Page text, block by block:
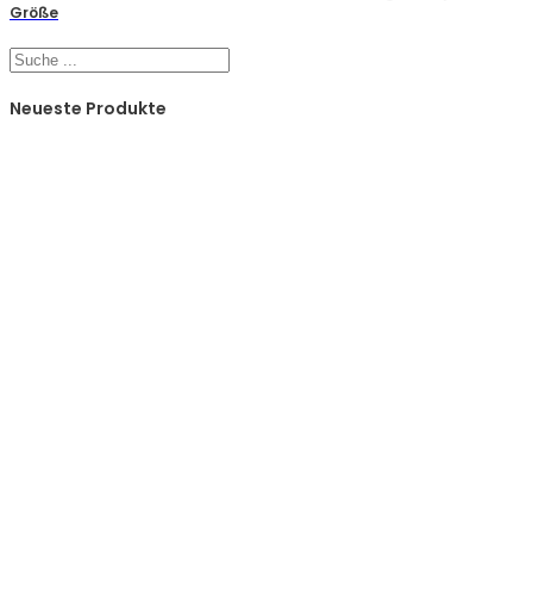
Größe
Suchen
Neueste Produkte